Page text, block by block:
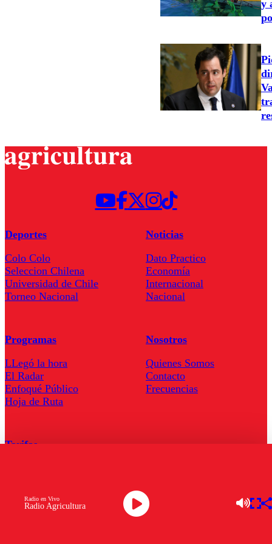
y
Radio Agricultura
Radio en Vivo
Deportes
Colo Colo
Seleccion Chilena
Universidad de Chile
Torneo Nacional
Noticias
Dato Practico
Economía
Internacional
Nacional
Programas
LLegó la hora
El Radar
Enfoqué Público
Hoja de Ruta
Nosotros
Quienes Somos
Contacto
Frecuencias
Tarifas